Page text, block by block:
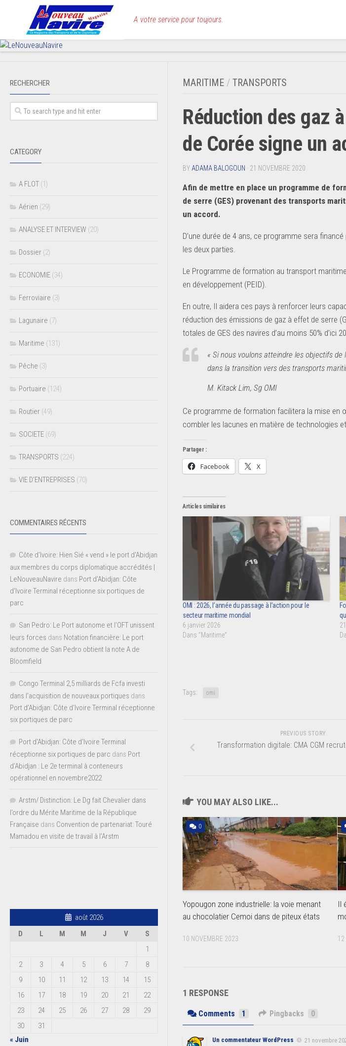
A votre service pour toujours.
MARITIME / TRANSPORTS
Réduction des gaz
de Corée signe un
BY ADAMA BALOGOUN · 21 NOVEMBRE 2020
Afin de mettre en place un programme de
de serre (GES) provenant des transports
un accord.
D’une durée de 4 ans, ce programme sera
les deux parties.
Le Programme de formation au transport
en développement (PEID).
En outre, Il aidera ces pays à renforcer leurs
réduction des émissions de gaz à effet de serre
totales de GES des navires d’au moins 50% d’ici
« Si nous voulons atteindre les objectifs de
dans la transition vers des transports
M. Kitack Lim, Sg OMI
Ce programme de formation facilitera la mise en
combler les lacunes en matière de technologies
Partager :
Facebook X
Articles similaires
OMI : 2026, l’année du passage à l’action pour le
secteur maritime mondial
6 janvier 2026
Dans "Maritime"
Tags: omi
PREVIOUS STORY
Transformation digitale: CMA CGM
YOU MAY ALSO LIKE...
0
Yopougon zone industrielle: la voie menant
au chocolatier Cemoi dans de piteux états
10 NOVEMBRE 2023
Il
12
1 RESPONSE
Comments 1 Pingbacks 0
Un commentateur WordPress 21 novembre
RECHERCHER
CATEGORY
A FLOT (1)
Aérien (29)
ANALYSE ET INTERVIEW (20)
Dossier (2)
ECONOMIE (34)
Ferroviaire (3)
Lagunaire (7)
Maritime (131)
Pêche (3)
Portuaire (124)
Routier (49)
SOCIETE (69)
TRANSPORTS (224)
VIE D’ENTREPRISES (70)
COMMENTAIRES RÉCENTS
Côte d'Ivoire: Hien Sié « vend » le port d'Abidjan
aux membres du corps diplomatique accrédités |
LeNouveauNavire dans Port d’Abidjan: Côte
d’Ivoire Terminal réceptionne six portiques de
parc
San Pedro: Le Port autonome et l’OFT unissent
leurs forces dans Notation financière: Le port
autonome de San Pedro obtient la note A de
Bloomfield
Congo Terminal 2,5 milliards de Fcfa investi
dans l’acquisition de nouveaux portiques dans
Port d’Abidjan: Côte d’Ivoire Terminal réceptionne
six portiques de parc
Port d'Abidjan: Côte d’Ivoire Terminal
réceptionne six portiques de parc dans Port
d’Abidjan : Le 2e terminal à conteneurs
opérationnel en novembre2022
Arstm/ Distinction: Le Dg fait Chevalier dans
l’ordre du Mérite Maritime de la République
Française dans Convention de partenariat: Touré
Mamadou en visite de travail à l’Arstm
août 2026
D
L M M J V
S
1
2
3 4 5 6 7
8
9
10 11 12 13 14
15
16
17 18 19 20 21
22
23
24 25 26 27 28
29
30
31
« Juin